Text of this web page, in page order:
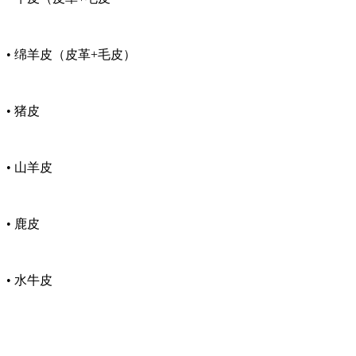
• 绵羊皮（皮革+毛皮）
• 猪皮
• 山羊皮
• 鹿皮
• 水牛皮